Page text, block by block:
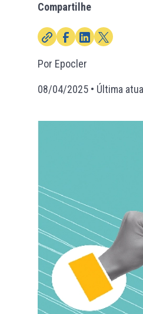
Compartilhe
Por Epocler
08/04/2025 • Última